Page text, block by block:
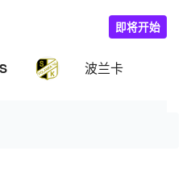
波兰卡
即将开始